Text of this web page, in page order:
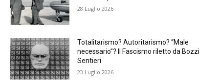
28 Luglio 2026
Totalitarismo? Autoritarismo? “Male
necessario”? Il Fascismo riletto da Bozzi
Sentieri
23 Luglio 2026